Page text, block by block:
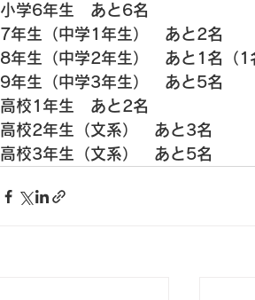
小学6年生　あと6名
7年生（中学1年生）　あと2名
8年生（中学2年生）　あと1名（1
9年生（中学3年生）　あと5名
高校1年生　あと2名
高校2年生（文系）　あと3名
高校3年生（文系）　あと5名